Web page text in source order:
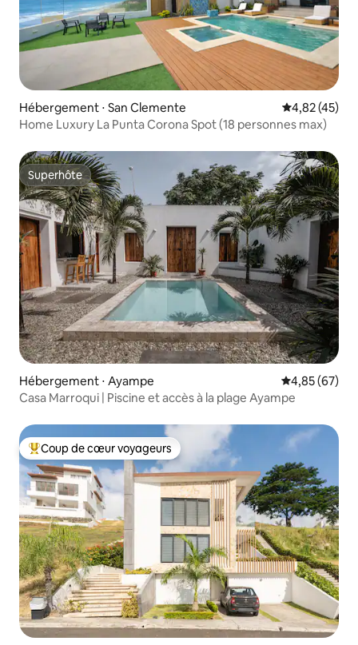
Hébergement ⋅ San Clemente Évaluation
4,82 (45)
Home Luxury La Punta Corona Spot (18 personnes max)
Superhôte
Superhôte
Hébergement ⋅ Ayampe Évaluation
4,85 (67)
Casa Marroqui | Piscine et accès à la plage Ayampe
Coups de cœur voyageurs les plus appréciés
Coup de cœur voyageurs